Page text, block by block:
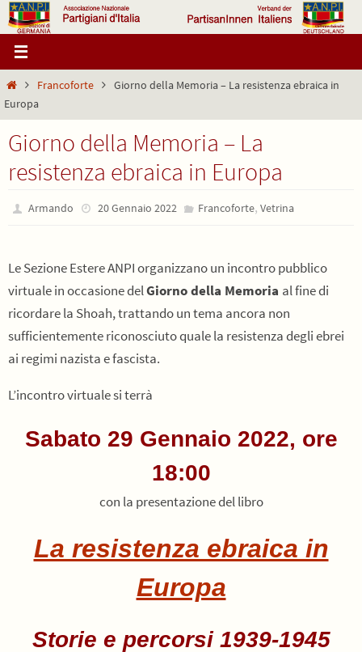
Salta
al
contenuto
HomeFrancoforte
Giorno della Memoria – La resistenza ebraica in
Europa
Giorno della Memoria – La
resistenza ebraica in Europa
Armando 20 Gennaio 2022 Francoforte, Vetrina
Le Sezione Estere ANPI organizzano un incontro pubblico
virtuale in occasione delGiorno della Memoria al fine di
ricordare la Shoah, trattando un tema ancora non
sufficientemente riconosciuto quale la resistenza degli ebrei
ai regimi nazista e fascista.
L’incontro virtuale si terrà
Sabato 29 Gennaio 2022, ore
18:00
con la presentazione del libro
La resistenza ebraica in
Europa
Storie e percorsi 1939-1945